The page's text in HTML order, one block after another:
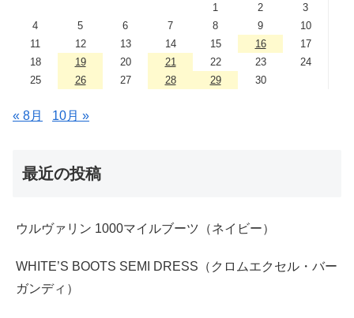
1
2
3
4
5 6 7 8 9
10
11
12 13 14 15 16
17
18
19 20 21 22 23
24
25
26 27 28 29 30
« 8月 10月 »
最近の投稿
ウルヴァリン 1000マイルブーツ（ネイビー）
WHITE’S BOOTS SEMI DRESS（クロムエクセル・バー
ガンディ）